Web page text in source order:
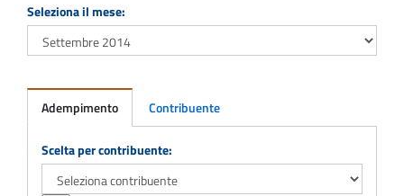
Seleziona il mese:
Adempimento Contribuente
Adempimento
Scelta per contribuente: